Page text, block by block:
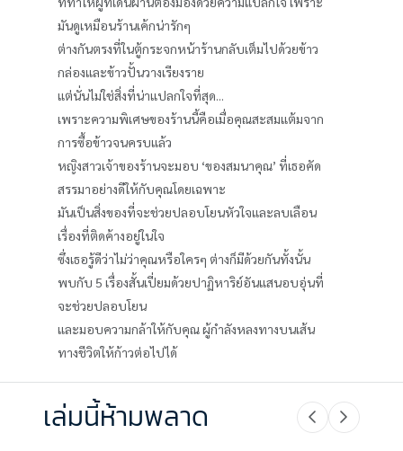
มันดูเหมือนร้านเค้กน่ารักๆ
ต่างกันตรงที่ในตู้กระจกหน้าร้านกลับเต็มไปด้วยข้าว
กล่องและข้าวปั้นวางเรียงราย
แต่นั่นไม่ใช่สิ่งที่น่าแปลกใจที่สุด...
เพราะความพิเศษของร้านนี้คือเมื่อคุณสะสมแต้มจาก
การซื้อข้าวจนครบแล้ว
หญิงสาวเจ้าของร้านจะมอบ ‘ของสมนาคุณ’ ที่เธอคัด
สรรมาอย่างดีให้กับคุณโดยเฉพาะ
มันเป็นสิ่งของที่จะช่วยปลอบโยนหัวใจและลบเลือน
เรื่องที่ติดค้างอยู่ในใจ
ซึ่งเธอรู้ดีว่าไม่ว่าคุณหรือใครๆ ต่างก็มีด้วยกันทั้งนั้น
พบกับ 5 เรื่องสั้นเปี่ยมด้วยปาฏิหาริย์อันแสนอบอุ่นที่
จะช่วยปลอบโยน
และมอบความกล้าให้กับคุณ ผู้กำลังหลงทางบนเส้น
ทางชีวิตให้ก้าวต่อไปได้
เล่มนี้ห้ามพลาด